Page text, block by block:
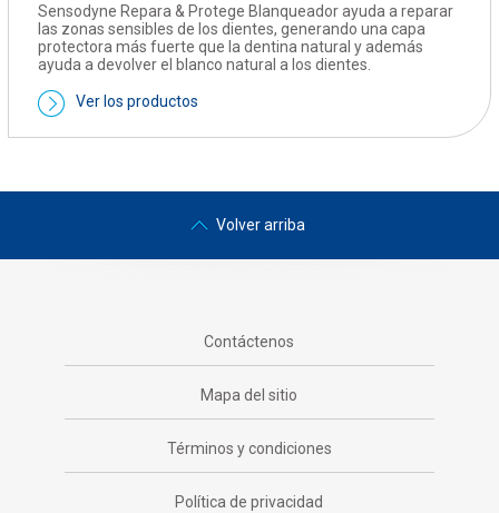
Sensodyne Repara & Protege Blanqueador ayuda a reparar
las zonas sensibles de los dientes, generando una capa
protectora más fuerte que la dentina natural y además
ayuda a devolver el blanco natural a los dientes.
Ver los productos
Volver arriba
Contáctenos
Mapa del sitio
Términos y condiciones
Política de privacidad